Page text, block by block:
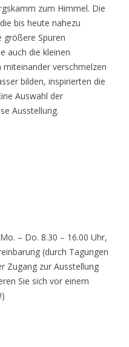
zum Himmel. Die
bis heute nahezu
größere Spuren
auch die kleinen
verschmelzen
bilden, inspirierten die
Auswahl der
Ausstellung.
– Do. 8.30 – 16.00 Uhr,
(durch Tagungen
Zugang zur Ausstellung
Sie sich vor einem